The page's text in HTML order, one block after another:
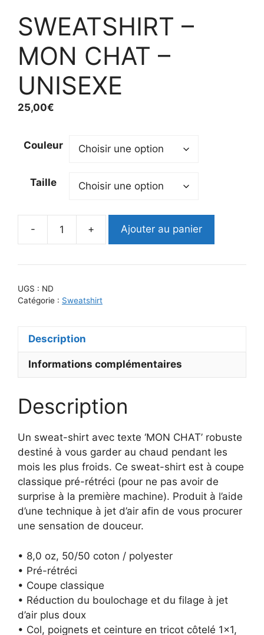
SWEATSHIRT –
MON CHAT –
UNISEXE
25,00€
Couleur
Taille
-
quantité
SWEATSHIRT
+ Ajouter au panier
UGS : ND
Catégorie : Sweatshirt
Description
Informations complémentaires
Description
Un sweat-shirt avec texte ‘MON CHAT’ robuste
destiné à vous garder au chaud pendant les
mois les plus froids. Ce sweat-shirt est à coupe
classique pré-rétréci (pour ne pas avoir de
surprise à la première machine). Produit à l’aide
d’une technique à jet d’air afin de vous procurer
une sensation de douceur.
• 8,0 oz, 50/50 coton / polyester
• Pré-rétréci
• Coupe classique
• Réduction du boulochage et du filage à jet
d’air plus doux
• Col, poignets et ceinture en tricot côtelé 1×1,